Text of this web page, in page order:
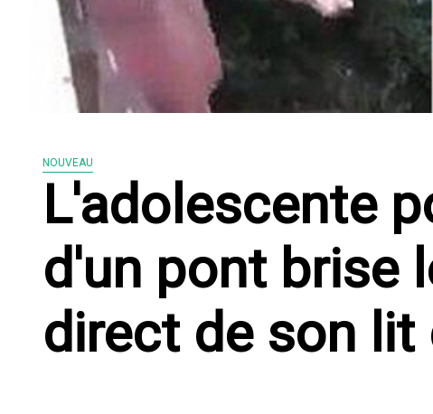
NOUVEAU
L'adolescente
d'un pont brise
direct de son lit